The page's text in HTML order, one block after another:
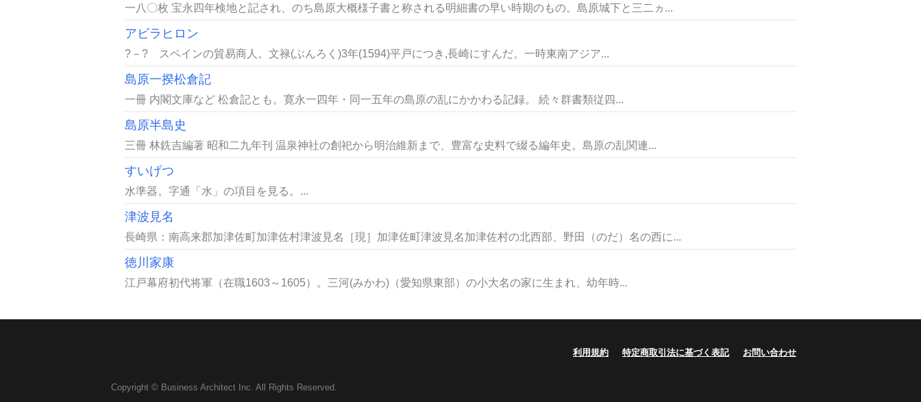
一八〇枚 宝永四年検地と記され、のち島原大概様子書と称される明細書の早い時期のもの。島原城下と三二ヵ...
アビラヒロン
?－? スペインの貿易商人。文禄(ぶんろく)3年(1594)平戸につき,長崎にすんだ。一時東南アジア...
島原一揆松倉記
一冊 内閣文庫など 松倉記とも。寛永一四年・同一五年の島原の乱にかかわる記録。 続々群書類従四...
島原半島史
三冊 林銑吉編著 昭和二九年刊 温泉神社の創祀から明治維新まで、豊富な史料で綴る編年史。島原の乱関連...
すいげつ
水準器。字通「水」の項目を見る。...
津波見名
長崎県：南高来郡加津佐町加津佐村津波見名［現］加津佐町津波見名加津佐村の北西部、野田（のだ）名の西に...
徳川家康
江戸幕府初代将軍（在職1603～1605）。三河(みかわ)（愛知県東部）の小大名の家に生まれ、幼年時...
利用規約 特定商取引法に基づく表記 お問い合わせ
Copyright © Business Architect Inc. All Rights Reserved.